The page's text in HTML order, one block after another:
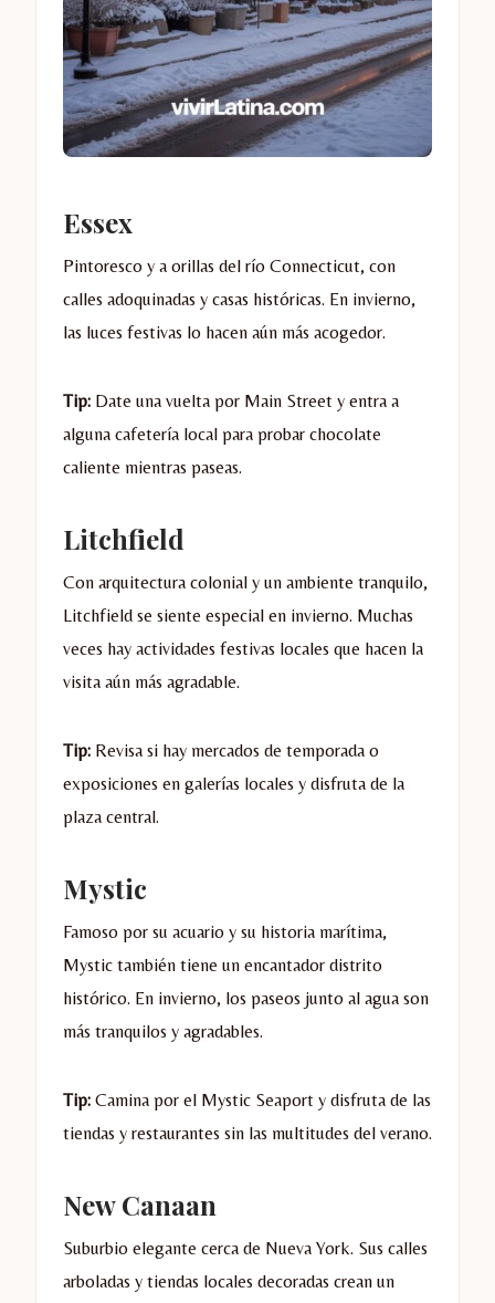
Essex
Pintoresco y a orillas del río Connecticut, con
calles adoquinadas y casas históricas. En invierno,
las luces festivas lo hacen aún más acogedor.
Tip: Date una vuelta por Main Street y entra a
alguna cafetería local para probar chocolate
caliente mientras paseas.
Litchfield
Con arquitectura colonial y un ambiente tranquilo,
Litchfield se siente especial en invierno. Muchas
veces hay actividades festivas locales que hacen la
visita aún más agradable.
Tip: Revisa si hay mercados de temporada o
exposiciones en galerías locales y disfruta de la
plaza central.
Mystic
Famoso por su acuario y su historia marítima,
Mystic también tiene un encantador distrito
histórico. En invierno, los paseos junto al agua son
más tranquilos y agradables.
Tip: Camina por el Mystic Seaport y disfruta de las
tiendas y restaurantes sin las multitudes del verano.
New Canaan
Suburbio elegante cerca de Nueva York. Sus calles
arboladas y tiendas locales decoradas crean un